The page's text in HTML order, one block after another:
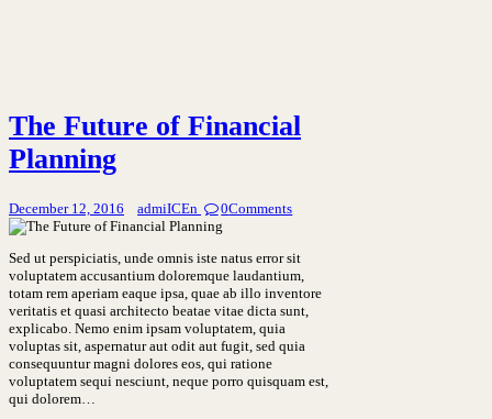
The Future of Financial
Planning
December 12, 2016 admiICEn 0Comments
Sed ut perspiciatis, unde omnis iste natus error sit
voluptatem accusantium doloremque laudantium,
totam rem aperiam eaque ipsa, quae ab illo inventore
veritatis et quasi architecto beatae vitae dicta sunt,
explicabo. Nemo enim ipsam voluptatem, quia
voluptas sit, aspernatur aut odit aut fugit, sed quia
consequuntur magni dolores eos, qui ratione
voluptatem sequi nesciunt, neque porro quisquam est,
qui dolorem…